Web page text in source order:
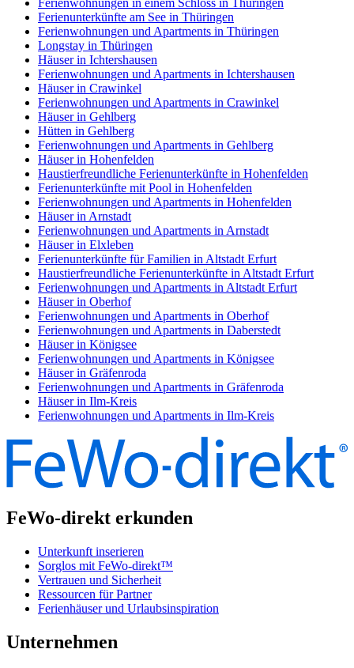
Ferienunterkünfte am See in Thüringen
Ferienwohnungen und Apartments in Thüringen
Longstay in Thüringen
Häuser in Ichtershausen
Ferienwohnungen und Apartments in Ichtershausen
Häuser in Crawinkel
Ferienwohnungen und Apartments in Crawinkel
Häuser in Gehlberg
Hütten in Gehlberg
Ferienwohnungen und Apartments in Gehlberg
Häuser in Hohenfelden
Haustierfreundliche Ferienunterkünfte in Hohenfelden
Ferienunterkünfte mit Pool in Hohenfelden
Ferienwohnungen und Apartments in Hohenfelden
Häuser in Arnstadt
Ferienwohnungen und Apartments in Arnstadt
Häuser in Elxleben
Ferienunterkünfte für Familien in Altstadt Erfurt
Haustierfreundliche Ferienunterkünfte in Altstadt Erfurt
Ferienwohnungen und Apartments in Altstadt Erfurt
Häuser in Oberhof
Ferienwohnungen und Apartments in Oberhof
Ferienwohnungen und Apartments in Daberstedt
Häuser in Königsee
Ferienwohnungen und Apartments in Königsee
Häuser in Gräfenroda
Ferienwohnungen und Apartments in Gräfenroda
Häuser in Ilm-Kreis
Ferienwohnungen und Apartments in Ilm-Kreis
FeWo-direkt erkunden
Unterkunft inserieren
Sorglos mit FeWo-direkt™
Vertrauen und Sicherheit
Ressourcen für Partner
Ferienhäuser und Urlaubsinspiration
Unternehmen